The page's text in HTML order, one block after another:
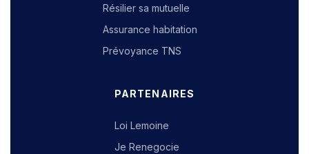
Résilier sa mutuelle
Assurance habitation
Prévoyance TNS
PARTENAIRES
Loi Lemoine
Je Renegocie